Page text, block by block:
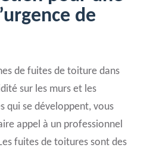
de
de fuites de toiture dans
sur les murs et les
qui se développent, vous
appel à un professionnel
fuites de toitures sont des